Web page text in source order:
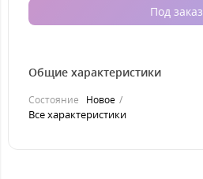
Под заказ
Общие характеристики
Состояние Новое
Все характеристики